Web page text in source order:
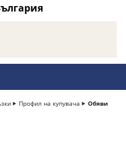
Профил на купувача Обяви